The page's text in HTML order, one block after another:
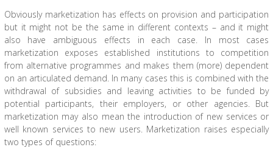
Obviously marketization has effects on provision and participation
but it might not be the same in different contexts – and it might
also have ambiguous effects in each case. In most cases
marketization exposes established institutions to competition
from alternative programmes and makes them (more) dependent
on an articulated demand. In many cases this is combined with the
withdrawal of subsidies and leaving activities to be funded by
potential participants, their employers, or other agencies. But
marketization may also mean the introduction of new services or
well known services to new users. Marketization raises especially
two types of questions: